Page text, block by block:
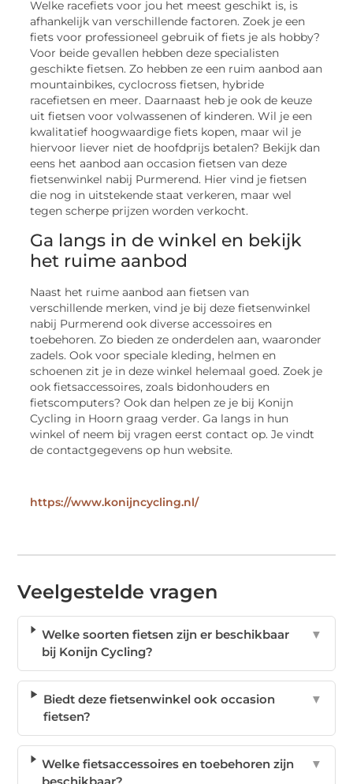
Welke racefiets voor jou het meest geschikt is, is
afhankelijk van verschillende factoren. Zoek je een
fiets voor professioneel gebruik of fiets je als hobby?
Voor beide gevallen hebben deze specialisten
geschikte fietsen. Zo hebben ze een ruim aanbod aan
mountainbikes, cyclocross fietsen, hybride
racefietsen en meer. Daarnaast heb je ook de keuze
uit fietsen voor volwassenen of kinderen. Wil je een
kwalitatief hoogwaardige fiets kopen, maar wil je
hiervoor liever niet de hoofdprijs betalen? Bekijk dan
eens het aanbod aan occasion fietsen van deze
fietsenwinkel nabij Purmerend. Hier vind je fietsen
die nog in uitstekende staat verkeren, maar wel
tegen scherpe prijzen worden verkocht.
Ga langs in de winkel en bekijk
het ruime aanbod
Naast het ruime aanbod aan fietsen van
verschillende merken, vind je bij deze fietsenwinkel
nabij Purmerend ook diverse accessoires en
toebehoren. Zo bieden ze onderdelen aan, waaronder
zadels. Ook voor speciale kleding, helmen en
schoenen zit je in deze winkel helemaal goed. Zoek je
ook fietsaccessoires, zoals bidonhouders en
fietscomputers? Ook dan helpen ze je bij Konijn
Cycling in Hoorn graag verder. Ga langs in hun
winkel of neem bij vragen eerst contact op. Je vindt
de contactgegevens op hun website.
https://www.konijncycling.nl/
Veelgestelde vragen
Welke soorten fietsen zijn er beschikbaar
bij Konijn Cycling?
▼
Biedt deze fietsenwinkel ook occasion
fietsen?
▼
Welke fietsaccessoires en toebehoren zijn
beschikbaar?
▼